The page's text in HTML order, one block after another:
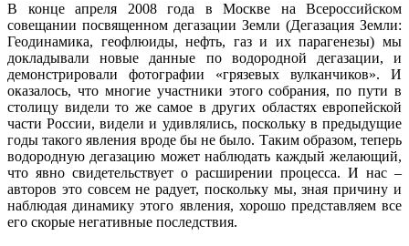
В конце апреля 2008 года в Москве на Всероссийском
совещании посвященном дегазации Земли (Дегазация Земли:
Геодинамика, геофлюиды, нефть, газ и их парагенезы) мы
докладывали новые данные по водородной дегазации, и
демонстрировали фотографии «грязевых вулканчиков». И
оказалось, что многие участники этого собрания, по пути в
столицу видели то же самое в других областях европейской
части России, видели и удивлялись, поскольку в предыдущие
годы такого явления вроде бы не было. Таким образом, теперь
водородную дегазацию может наблюдать каждый желающий,
что явно свидетельствует о расширении процесса. И нас –
авторов это совсем не радует, поскольку мы, зная причину и
наблюдая динамику этого явления, хорошо представляем все
его скорые негативные последствия.